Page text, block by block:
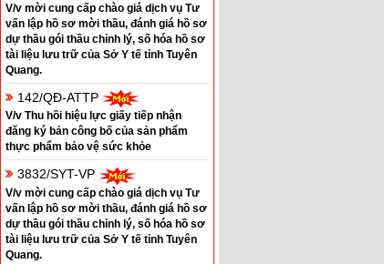
V/v mời cung cấp chào giá dịch vụ Tư
vấn lập hồ sơ mời thầu, đánh giá hồ sơ
dự thầu gói thầu chỉnh lý, số hóa hồ sơ
tài liệu lưu trữ của Sở Y tế tỉnh Tuyên
Quang.
142/QĐ-ATTP
V/v Thu hồi hiệu lực giấy tiếp nhận
đăng ký bản công bố của sản phẩm
thực phẩm bảo vệ sức khỏe
3832/SYT-VP
V/v mời cung cấp chào giá dịch vụ Tư
vấn lập hồ sơ mời thầu, đánh giá hồ sơ
dự thầu gói thầu chỉnh lý, số hóa hồ sơ
tài liệu lưu trữ của Sở Y tế tỉnh Tuyên
Quang.